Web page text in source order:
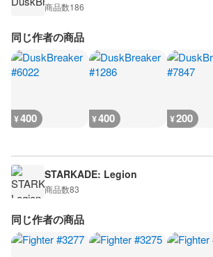
商品数186
同じ作者の商品
¥400 ¥400 ¥200
STARKADE: Legion
商品数83
同じ作者の商品